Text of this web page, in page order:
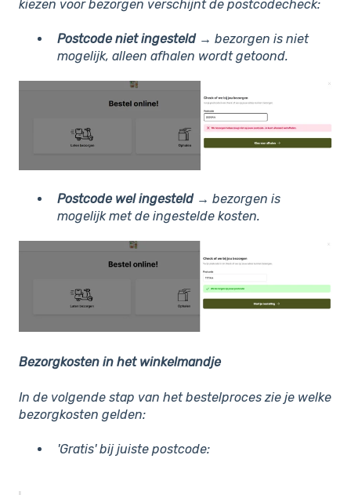
kiezen voor bezorgen verschijnt de postcodecheck:
Postcode niet ingesteld → bezorgen is niet
mogelijk, alleen afhalen wordt getoond.
Postcode wel ingesteld→ bezorgen is
mogelijk met de ingestelde kosten.
Bezorgkosten in het winkelmandje
In de volgende stap van het bestelproces zie je welke
bezorgkosten gelden:
'Gratis' bij juiste postcode: